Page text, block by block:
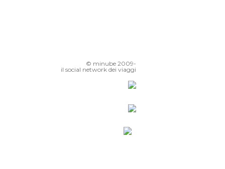
© minube 2009-
il social network dei viaggi